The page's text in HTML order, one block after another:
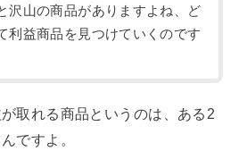
沢山の商品がありますよね、ど
利益商品を見つけていくのです
取れる商品というのは、ある2
ですよ。